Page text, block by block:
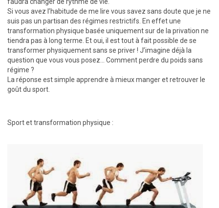
Si vous avez l’habitude de me lire vous savez sans doute que je ne
suis pas un partisan des régimes restrictifs. En effet une
transformation physique basée uniquement sur de la privation ne
tiendra pas à long terme. Et oui, il est tout à fait possible de se
transformer physiquement sans se priver ! J’imagine déjà la
question que vous vous posez… Comment perdre du poids sans
régime ?
La réponse est simple apprendre à mieux manger et retrouver le
goût du sport.
Sport et transformation physique :